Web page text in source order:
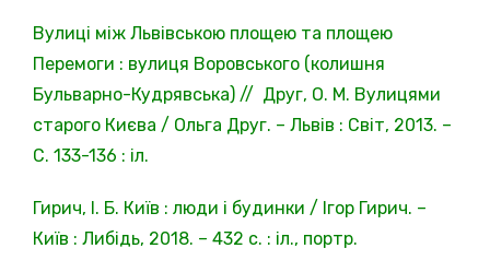
Вулиці між Львівською площею та площею
Перемоги : вулиця Воровського (колишня
Бульварно-Кудрявська) // Друг, О. М. Вулицями
старого Києва / Ольга Друг. – Львів : Світ, 2013. –
С. 133-136 : іл.
Гирич, І. Б. Київ : люди і будинки / Ігор Гирич. –
Київ : Либідь, 2018. – 432 с. : іл., портр.